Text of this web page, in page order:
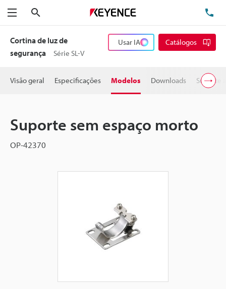
Menu
Cortina de luz de
segurança
Série SL-V
Usar IA Catálogos
Visão geral Especificações Modelos Downloads Suporte
Suporte sem espaço morto
OP-42370